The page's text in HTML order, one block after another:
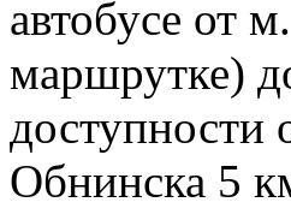
автобусе от
маршрутке)
доступности
Обнинска 5